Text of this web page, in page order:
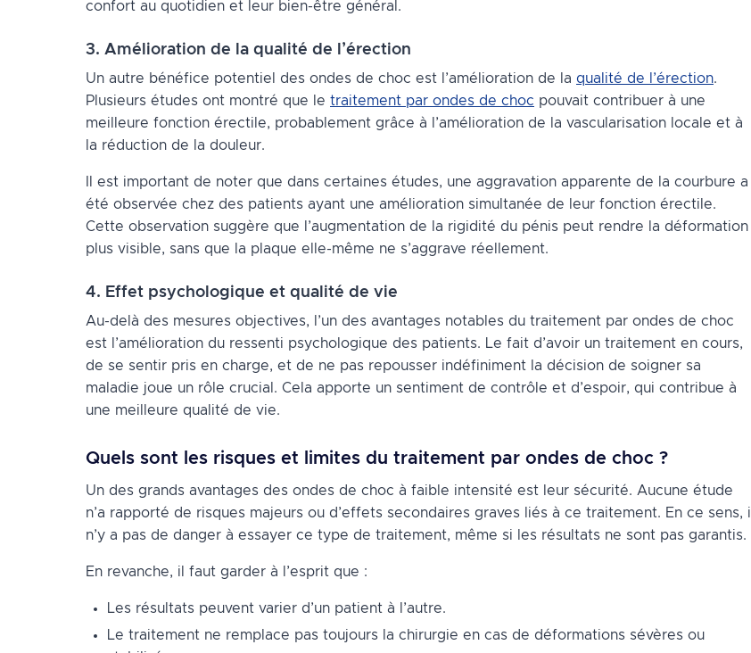
confort au quotidien et leur bien-être général.
3. Amélioration de la qualité de l’érection
Un autre bénéfice potentiel des ondes de choc est l’amélioration de la qualité de l’érection.
Plusieurs études ont montré que le traitement par ondes de choc pouvait contribuer à une
meilleure fonction érectile, probablement grâce à l’amélioration de la vascularisation locale et à
la réduction de la douleur.
Il est important de noter que dans certaines études, une aggravation apparente de la courbure a
été observée chez des patients ayant une amélioration simultanée de leur fonction érectile.
Cette observation suggère que l’augmentation de la rigidité du pénis peut rendre la déformation
plus visible, sans que la plaque elle-même ne s’aggrave réellement.
4. Effet psychologique et qualité de vie
Au-delà des mesures objectives, l’un des avantages notables du traitement par ondes de choc
est l’amélioration du ressenti psychologique des patients. Le fait d’avoir un traitement en cours,
de se sentir pris en charge, et de ne pas repousser indéfiniment la décision de soigner sa
maladie joue un rôle crucial. Cela apporte un sentiment de contrôle et d’espoir, qui contribue à
une meilleure qualité de vie.
Quels sont les risques et limites du traitement par ondes de choc ?
Un des grands avantages des ondes de choc à faible intensité est leur sécurité. Aucune étude
n’a rapporté de risques majeurs ou d’effets secondaires graves liés à ce traitement. En ce sens, il
n’y a pas de danger à essayer ce type de traitement, même si les résultats ne sont pas garantis.
En revanche, il faut garder à l’esprit que :
Les résultats peuvent varier d’un patient à l’autre.
Le traitement ne remplace pas toujours la chirurgie en cas de déformations sévères ou